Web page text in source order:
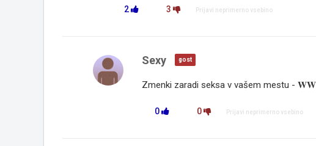
2 3 Prijavi neprimerno vsebino
Sexy gost
Zmenki zaradi seksa v vašem mestu -
0 0 Prijavi neprimerno vsebino